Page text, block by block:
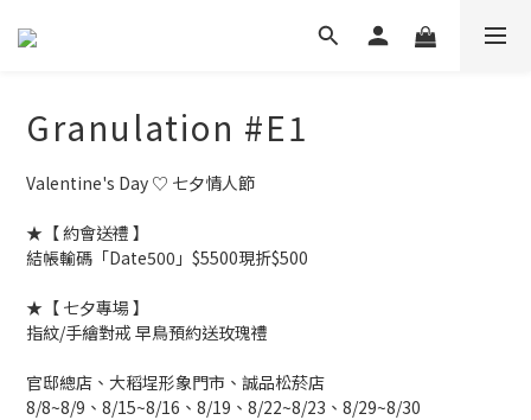
Granulation #E1
Valentine's Day ♡ 七夕情人節
★【 約會送禮 】
結帳輸碼「Date500」$5500現折$500
★【 七夕專場 】
指紋/手繪對戒 早鳥預約送玫瑰禮
官邸總店、大稻埕形象門市、誠品松菸店
8/8~8/9、8/15~8/16、8/19、8/22~8/23、8/29~8/30